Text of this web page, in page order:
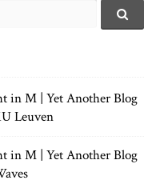
S
h
in M | Yet Another Blog
Leuven
in M | Yet Another Blog